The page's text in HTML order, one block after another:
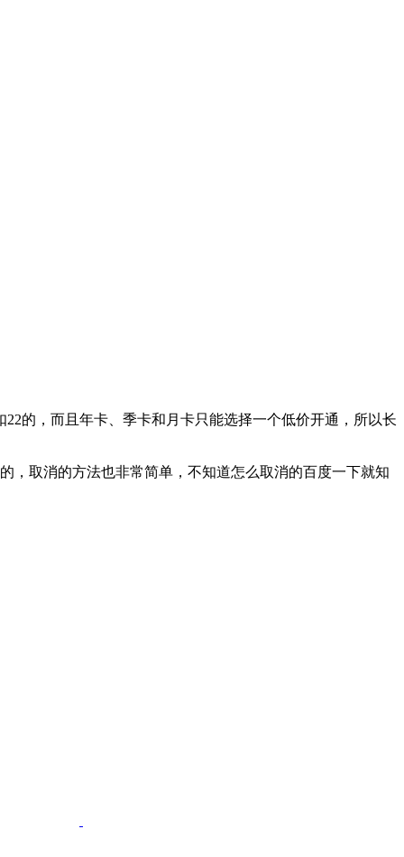
的，而且年卡、季卡和月卡只能选择一个低价开通，所以长
，取消的方法也非常简单，不知道怎么取消的百度一下就知